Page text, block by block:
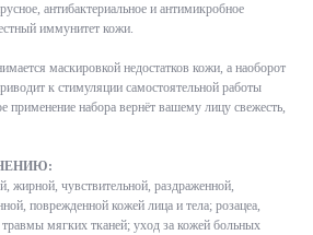
антибактериальное и антимикробное
иммунитет кожи.
маскировкой недостатков кожи, а наоборот
к стимуляции самостоятельной работы
применение набора вернёт вашему лицу свежесть,
жирной, чувствительной, раздраженной,
поврежденной кожей лица и тела; розацеа,
мягких тканей; уход за кожей больных